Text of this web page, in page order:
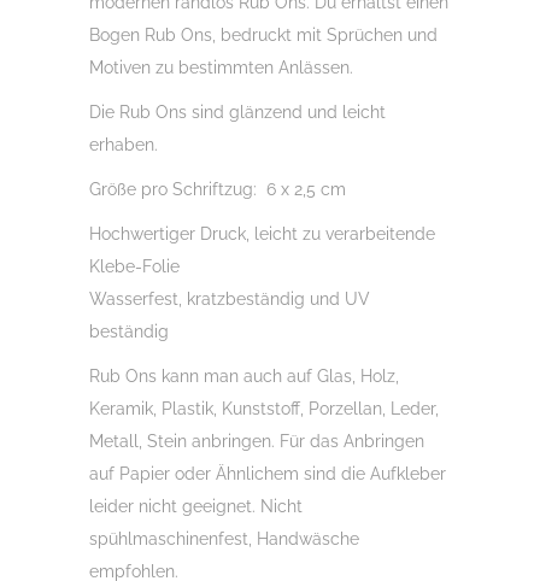
Raysin
u.v.m.
Bogen Rub Ons, bedruckt mit Sprüchen und
Motiven zu bestimmten Anlässen.
Die Rub Ons sind glänzend und leicht
erhaben.
Größe pro Schriftzug: 6 x 2,5 cm
Hochwertiger Druck, leicht zu verarbeitende
Klebe-Folie
Wasserfest, kratzbeständig und UV
beständig
Rub Ons kann man auch auf Glas, Holz,
Keramik, Plastik, Kunststoff, Porzellan, Leder,
Metall, Stein anbringen. Für das Anbringen
auf Papier oder Ähnlichem sind die Aufkleber
leider nicht geeignet. Nicht
spühlmaschinenfest, Handwäsche
empfohlen.